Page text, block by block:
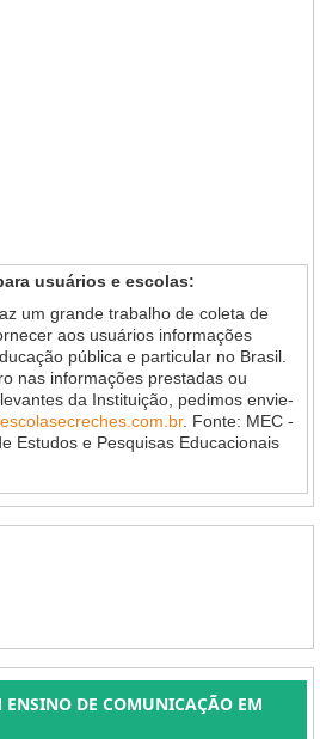
usuários e escolas:
um grande trabalho de coleta de
aos usuários informações
pública e particular no Brasil.
nas informações prestadas ou
da Instituição, pedimos envie-
. Fonte: MEC -
Estudos e Pesquisas Educacionais
ENSINO DE COMUNICAÇÃO EM